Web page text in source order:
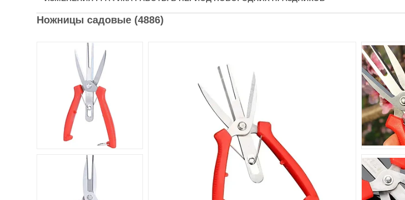
Ножницы садовые (4886)